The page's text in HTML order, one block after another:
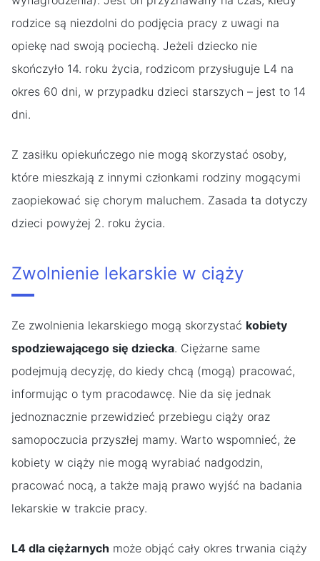
rodzice są niezdolni do podjęcia pracy z uwagi na
opiekę nad swoją pociechą. Jeżeli dziecko nie
skończyło 14. roku życia, rodzicom przysługuje L4 na
okres 60 dni, w przypadku dzieci starszych – jest to 14
dni.
Z zasiłku opiekuńczego nie mogą skorzystać osoby,
które mieszkają z innymi członkami rodziny mogącymi
zaopiekować się chorym maluchem. Zasada ta dotyczy
dzieci powyżej 2. roku życia.
Zwolnienie lekarskie w ciąży
Ze zwolnienia lekarskiego mogą skorzystać kobiety
spodziewającego się dziecka. Ciężarne same
podejmują decyzję, do kiedy chcą (mogą) pracować,
informując o tym pracodawcę. Nie da się jednak
jednoznacznie przewidzieć przebiegu ciąży oraz
samopoczucia przyszłej mamy. Warto wspomnieć, że
kobiety w ciąży nie mogą wyrabiać nadgodzin,
pracować nocą, a także mają prawo wyjść na badania
lekarskie w trakcie pracy.
L4 dla ciężarnych może objąć cały okres trwania ciąży